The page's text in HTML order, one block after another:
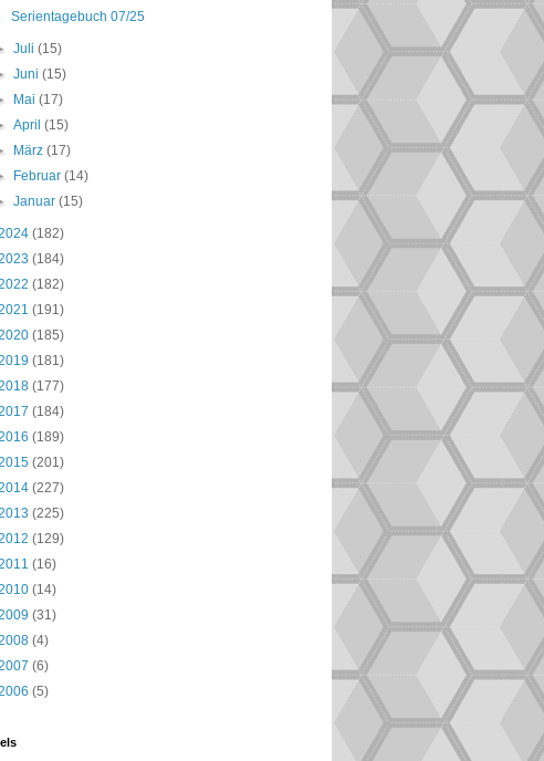
Serientagebuch 07/25
Juli(15)
Juni(15)
Mai(17)
April(15)
März(17)
Februar(14)
Januar(15)
(182)
(184)
(182)
(191)
(185)
(181)
(177)
(184)
(189)
(201)
(227)
(225)
(129)
(16)
(14)
(31)
(4)
(6)
(5)